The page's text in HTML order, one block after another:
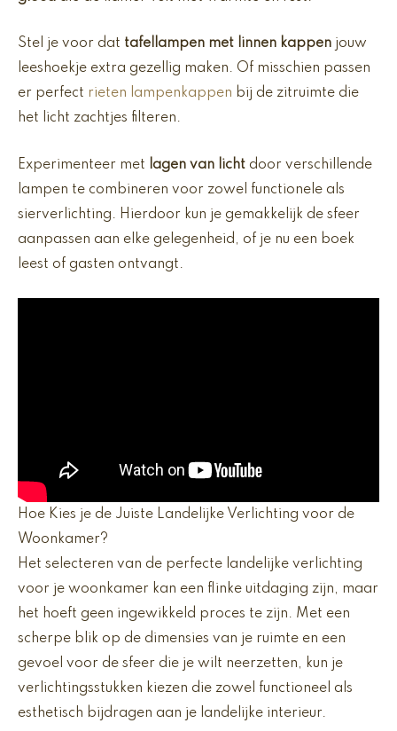
Stel je voor dat tafellampen met linnen kappen jouw
leeshoekje extra gezellig maken. Of misschien passen
er perfect rieten lampenkappen bij de zitruimte die
het licht zachtjes filteren.
Experimenteer met lagen van licht door verschillende
lampen te combineren voor zowel functionele als
sierverlichting. Hierdoor kun je gemakkelijk de sfeer
aanpassen aan elke gelegenheid, of je nu een boek
leest of gasten ontvangt.
Hoe Kies je de Juiste Landelijke Verlichting voor de
Woonkamer?
Het selecteren van de perfecte landelijke verlichting
voor je woonkamer kan een flinke uitdaging zijn, maar
het hoeft geen ingewikkeld proces te zijn. Met een
scherpe blik op de dimensies van je ruimte en een
gevoel voor de sfeer die je wilt neerzetten, kun je
verlichtingsstukken kiezen die zowel functioneel als
esthetisch bijdragen aan je landelijke interieur.